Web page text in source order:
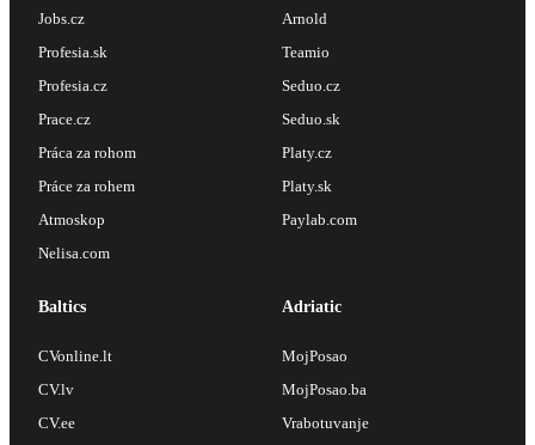
Jobs.cz
Profesia.sk
Profesia.cz
Prace.cz
Práca za rohom
Práce za rohem
Atmoskop
Nelisa.com
Arnold
Teamio
Seduo.cz
Seduo.sk
Platy.cz
Platy.sk
Paylab.com
Baltics
CVonline.lt
CV.lv
CV.ee
Adriatic
MojPosao
MojPosao.ba
Vrabotuvanje